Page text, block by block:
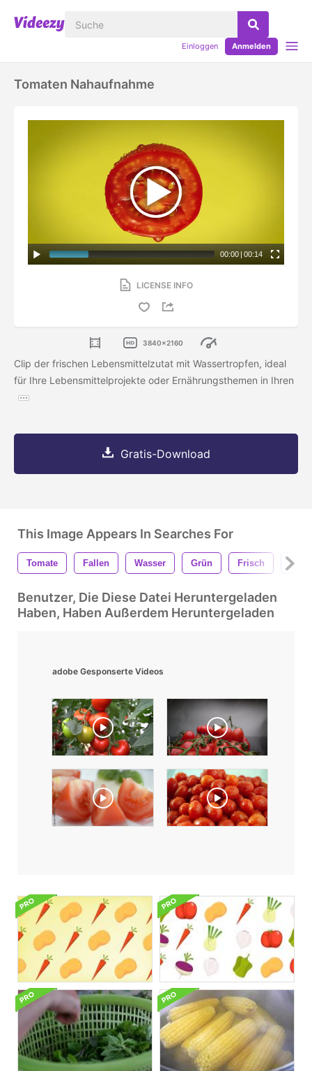
Einloggen Anmelden
Tomaten Nahaufnahme
00:00 | 00:14
LICENSE INFO
3840x2160
Clip der frischen Lebensmittelzutat mit Wassertropfen, ideal
für Ihre Lebensmittelprojekte oder Ernährungsthemen in Ihren
Gratis-Download
This Image Appears In Searches For
Tomate Fallen Wasser Grün Frisch
Benutzer, Die Diese Datei Heruntergeladen
Haben, Haben Außerdem Heruntergeladen
adobe Gesponserte Videos